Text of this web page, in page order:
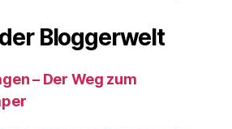
Bloggerwelt
– Der Weg zum